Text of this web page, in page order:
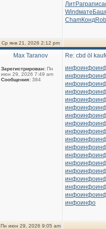
ЛитРаграписа
Windмате
ChamКонд
Ср янв 21, 2026 2:12 pm
Max Taranov
Зарегистрирован: Пн
июн 29, 2026 7:49 am
Сообщения: 384
Re: cbd öl
инфоинфо
инфоинфо
инфоинфо
инфоинфо
инфоинфо
инфоинфо
инфоинфо
инфоинфо
инфоинфо
инфоинфо
инфоинфо
инфоинфо
инфоинфо
инфоинфо
инфоинфо
инфоинфо
инфоинфо
инфоинфо
Пн июн 29, 2026 9:05 am